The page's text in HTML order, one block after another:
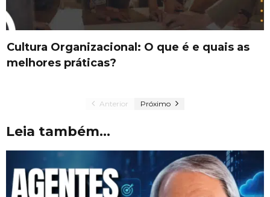
Cultura Organizacional: O que é e quais as
melhores práticas?
Anterior Próximo
Leia também...